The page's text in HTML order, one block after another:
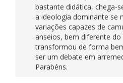
bastante didática, chega-
a ideologia dominante se
variações capazes de
anseios, bem diferente do
transformou de forma
ser um debate em
Parabéns.